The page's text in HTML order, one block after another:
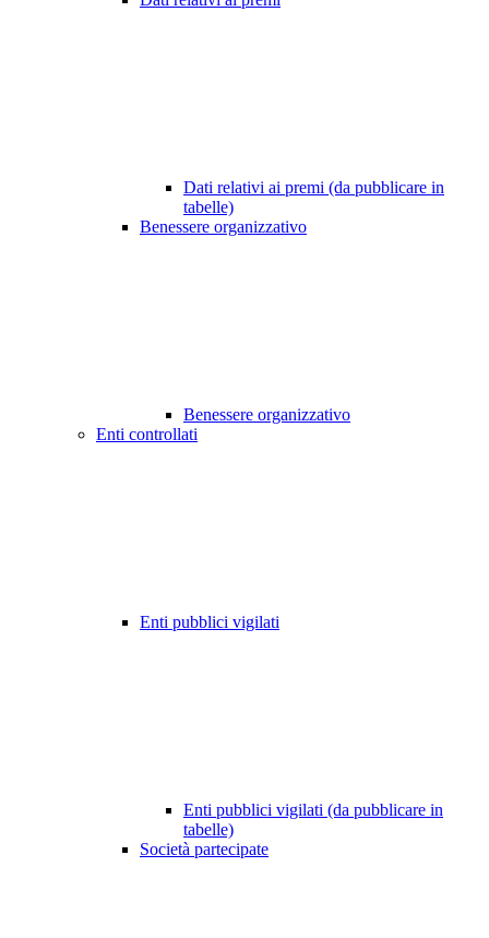
Dati relativi ai premi (da pubblicare in
tabelle)
Benessere organizzativo
Benessere organizzativo
Enti controllati
Enti pubblici vigilati
Enti pubblici vigilati (da pubblicare in
tabelle)
Società partecipate